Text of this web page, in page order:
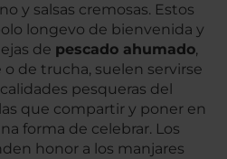
y salsas cremosas. Estos
longevo de bienvenida y
de pescado ahumado,
de trucha, suelen servirse
pesqueras del
que compartir y poner en
forma de celebrar. Los
honor a los manjares